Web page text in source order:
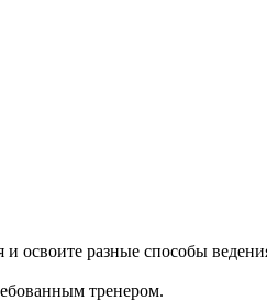
освоите разные способы
тренером.